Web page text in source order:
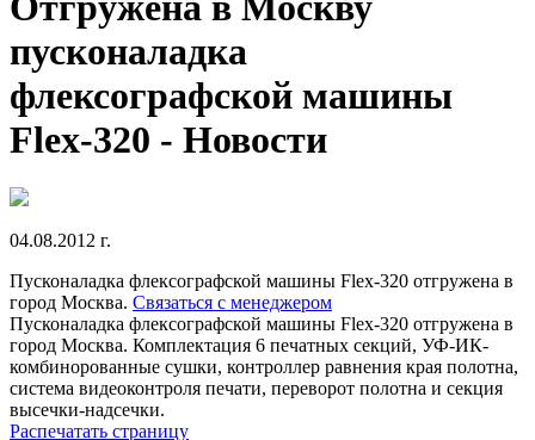
пусконаладка
флексографской машины
Flex-320 - Новости
04.08.2012 г.
Пусконаладка флексографской машины Flex-320 отгружена в
город Москва. Связаться с менеджером
Пусконаладка флексографской машины Flex-320 отгружена в
город Москва. Комплектация 6 печатных секций, УФ-ИК-
комбинорованные сушки, контроллер равнения края полотна,
система видеоконтроля печати, переворот полотна и секция
высечки-надсечки.
Распечатать страницу